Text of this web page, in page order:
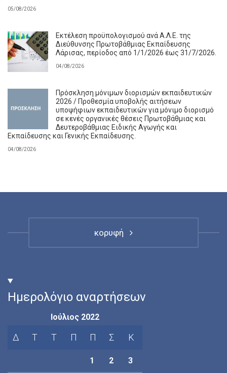
05/08/2026
Εκτέλεση προϋπολογισμού ανά Α.Λ.Ε. της
Διεύθυνσης Πρωτοβάθμιας Εκπαίδευσης
Λάρισας, περίοδος από 1/1/2026 έως 31/7/2026.
04/08/2026
Πρόσκληση μόνιμων διορισμών εκπαιδευτικών
2026 / Προθεσμία υποβολής αιτήσεων
υποψήφιων εκπαιδευτικών για μόνιμο διορισμό
σε κενές οργανικές θέσεις Πρωτοβάθμιας και
Δευτεροβάθμιας Ειδικής Αγωγής και
Εκπαίδευσης και Γενικής Εκπαίδευσης.
04/08/2026
κορυφή
Ημερολόγιο αναρτήσεων
Ιούλιος 2022
Δ Τ Τ Π Π Σ Κ
1 2 3